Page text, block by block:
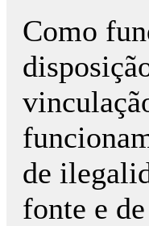
Como
de
fonte e